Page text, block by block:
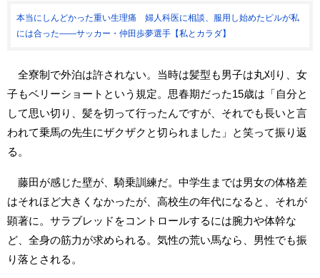
本当にしんどかった重い生理痛 婦人科医に相談、服用し始めたピルが私
には合った――サッカー・仲田歩夢選手【私とカラダ】
全寮制で外泊は許されない。当時は髪型も男子は丸刈り、女
子もベリーショートという規定。思春期だった15歳は「自分と
して思い切り、髪を切って行ったんですが、それでも長いと言
われて乗馬の先生にザクザクと切られました」と笑って振り返
る。
藤田が感じた壁が、騎乗訓練だ。中学生までは男女の体格差
はそれほど大きくなかったが、高校生の年代になると、それが
顕著に。サラブレッドをコントロールするには腕力や体幹な
ど、全身の筋力が求められる。気性の荒い馬なら、男性でも振
り落とされる。